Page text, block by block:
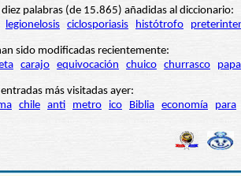
diez palabras (de 15.865) añadidas al diccionario:
legionelosis ciclosporiasis histótrofo
sido modificadas recientemente:
carajo equivocación chuico churrasco
más visitadas ayer:
chile anti metro ico Biblia economía para